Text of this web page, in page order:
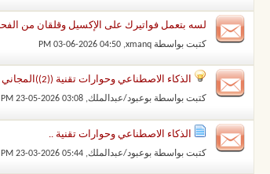
لسه بتعمل فواتيرك على الإكسيل وقلقان من
كتبت بواسطة xmanq
‏, 03-06-2026 04:50 PM
الذكاء الاصطناعي وحوارات تقنية ((2))المجاني
كتبت بواسطة بوعبود/عبدالملك‏, 23-05-2026 03:08 PM
الذكاء الاصطناعي وحوارات تقنية ..
كتبت بواسطة بوعبود/عبدالملك‏, 23-03-2026 05:44 PM